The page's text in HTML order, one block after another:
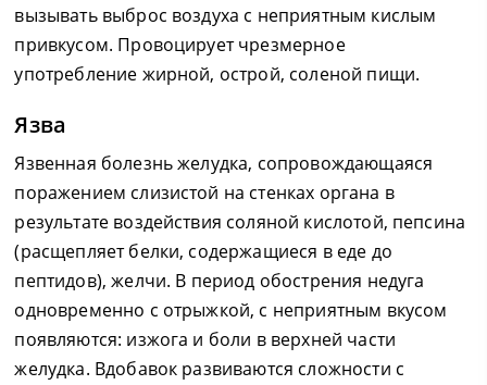
вызывать выброс воздуха с неприятным кислым
привкусом. Провоцирует чрезмерное
употребление жирной, острой, соленой пищи.
Язва
Язвенная болезнь желудка, сопровождающаяся
поражением слизистой на стенках органа в
результате воздействия соляной кислотой, пепсина
(расщепляет белки, содержащиеся в еде до
пептидов), желчи. В период обострения недуга
одновременно с отрыжкой, с неприятным вкусом
появляются: изжога и боли в верхней части
желудка. Вдобавок развиваются сложности с